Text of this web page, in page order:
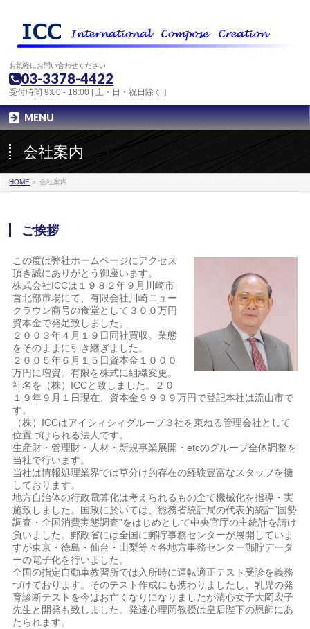
お気軽にお問い合わせください
03-3378-4422
受付時間 9:00 - 18:00 [ 土・日・祝日除く ]
MENU
会社案内
HOME » 会社案内
ご挨拶
この度は弊社ホームページにアクセス
頂き誠にありがとう御座います。
株式会社ICCは１９８２年９月川崎市
営北部市場にて、有限会社川崎ニュー
クラウン商号の食堂として３００万円
資本金で発足致しました。
２００３年４月１９日同社買収。業態
をそのままに引き継ぎました。
２００５年６月１５日資本金１０００
万円に増資。有限を株式に組織変更。
社名を（株）ICCと致しました。２０
１９年９月１日現在、資本金９９９９万円で登記本社は流山市で
す。
（株）ICCはアイシィシィグループ３社を束ねる管理会社として
位置づけられる法人です。
生産財・管理財・人材・新規事業展開・etcのグループ全体調整を
当社で行います。
当社は情報処理業界では草分け的存在の経験豊富なスタッフを擁
しております。
地方自治体の行政電算化は考えられるもの全て機械化を指導・実
施致しました。国政に於いては、総務省統計局の代表的統計”国勢
調査・全国消費実態調査”をはじめとして中央官庁の主統計を請け
負いました。郵政省には全国に郵貯事務センターが展開していま
すが東京・徳島・仙台・山梨等々各地方事務センター郵貯データ
ーの電子化を行いました。
全国の指定自動車教習所では入所時に運転適正テスト受診を義務
づけております。そのテスト作成にも携わりましたし、乳児の発
育診断テストを今はお亡くなりになりましたが清心女子大岡宏子
先生と開発も致しました。発達心理岡教授は皇后陛下の恩師にあ
たられます。